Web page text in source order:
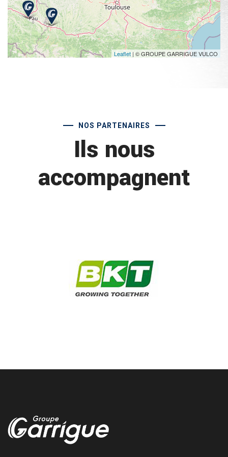
Leaflet | © GROUPE GARRIGUE VULCO
NOS PARTENAIRES
Ils nous
accompagnent
St jean de Vedas freinage voiture
Nous assurons l’entretien et la reparation du freinage voiture a